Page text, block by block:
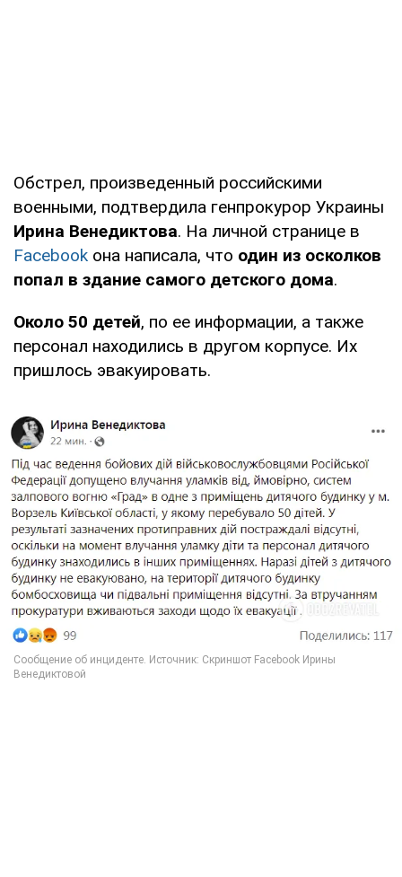
Обстрел, произведенный российскими
военными, подтвердила генпрокурор Украины
Ирина Венедиктова. На личной странице в
Facebook она написала, что один из осколков
попал в здание самого детского дома.
Около 50 детей, по ее информации, а также
персонал находились в другом корпусе. Их
пришлось эвакуировать.